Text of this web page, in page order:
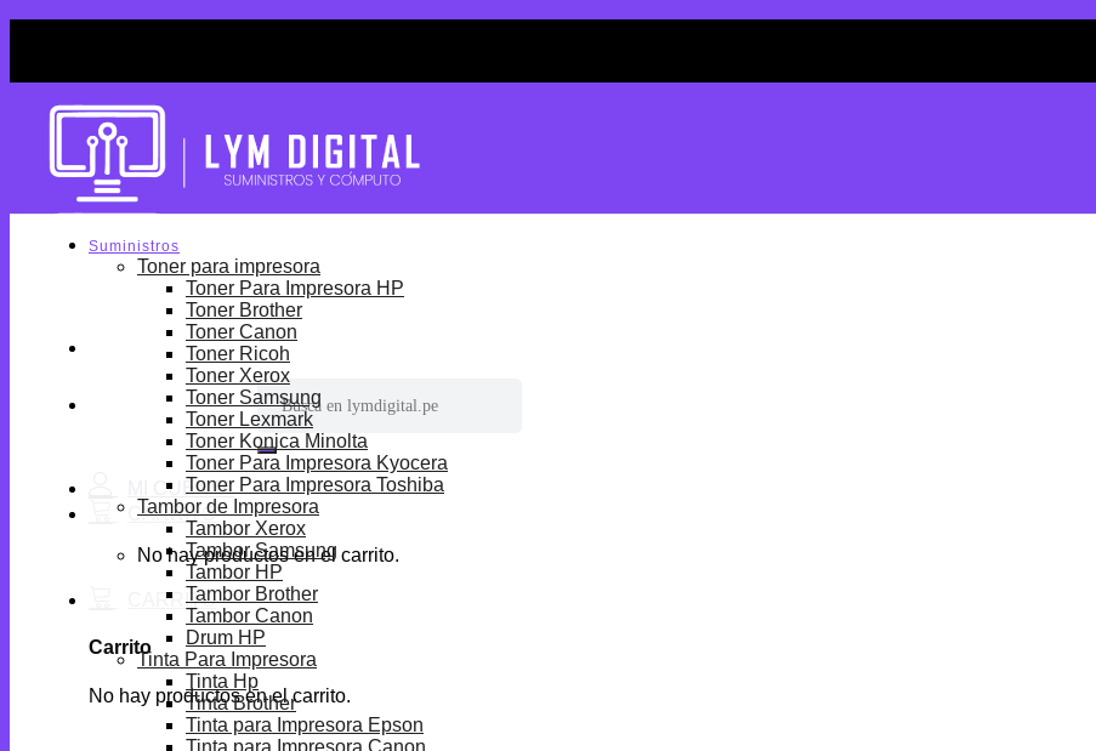
Buscar
por:
No hay productos en el carrito.
Carrito
No hay productos en el carrito.
Suministros
Toner para impresora
Toner Para Impresora HP
Toner Brother
Toner Canon
Toner Ricoh
Toner Xerox
Toner Samsung
Toner Lexmark
Toner Konica Minolta
Toner Para Impresora Kyocera
Toner Para Impresora Toshiba
Tambor de Impresora
Tambor Xerox
Tambor Samsung
Tambor HP
Tambor Brother
Tambor Canon
Drum HP
Tinta Para Impresora
Tinta Hp
Tinta Brother
Tinta para Impresora Epson
Tinta para Impresora Canon